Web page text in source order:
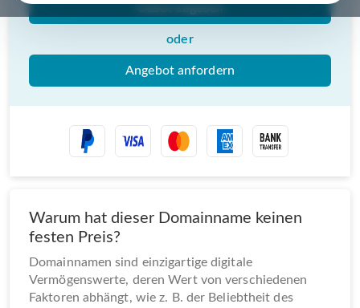
Gebot abgeben
oder
Angebot anfordern
Warum hat dieser Domainname keinen
festen Preis?
Domainnamen sind einzigartige digitale
Vermögenswerte, deren Wert von verschiedenen
Faktoren abhängt, wie z. B. der Beliebtheit des